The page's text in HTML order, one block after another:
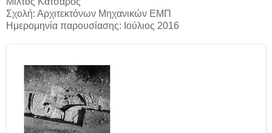
Σχολή: Αρχιτεκτόνων Μηχανικών ΕΜΠ
Ημερομηνία παρουσίασης: Ιούλιος 2016